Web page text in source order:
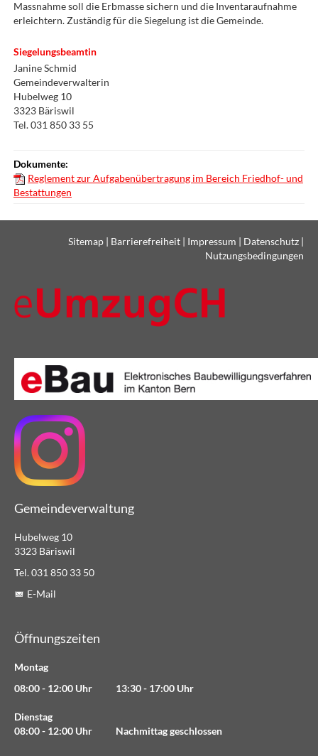
Massnahme soll die Erbmasse sichern und die Inventaraufnahme
erleichtern. Zuständig für die Siegelung ist die Gemeinde.
Siegelungsbeamtin
Janine Schmid
Gemeindeverwalterin
Hubelweg 10
3323 Bäriswil
Tel. 031 850 33 55
Dokumente:
Reglement zur Aufgabenübertragung im Bereich Friedhof- und
Bestattungen
Sitemap Barrierefreiheit Impressum Datenschutz
Nutzungsbedingungen
Gemeindeverwaltung
Hubelweg 10
3323 Bäriswil
Tel. 031 850 33 50
E-Mail
Öffnungszeiten
Montag
08:00 - 12:00 Uhr 13:30 - 17:00 Uhr
Dienstag
08:00 - 12:00 Uhr Nachmittag geschlossen